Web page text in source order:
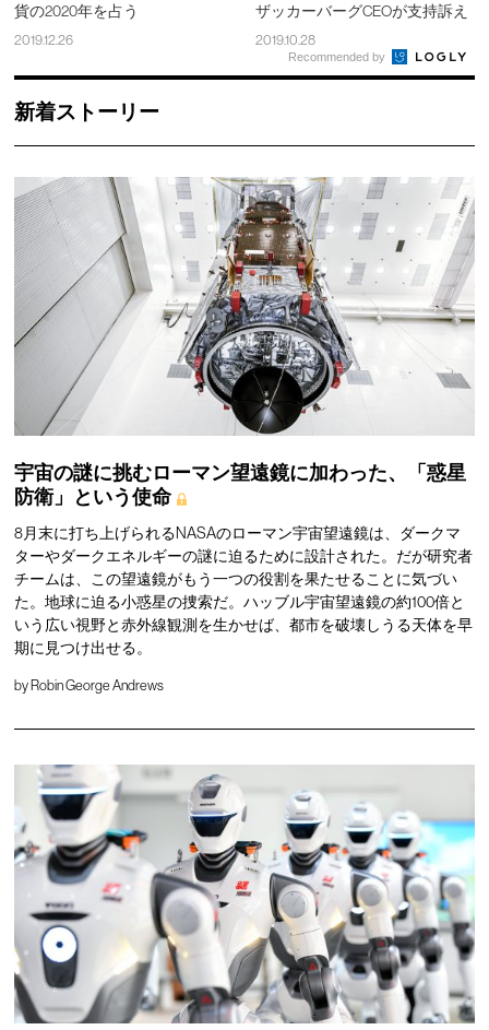
貨の2020年を占う
2019.12.26
ザッカーバーグCEOが支持訴え
2019.10.28
Recommended by
新着ストーリー
宇宙の謎に挑むローマン望遠鏡に加わった、「惑星
防衛」という使命
8月末に打ち上げられるNASAのローマン宇宙望遠鏡は、ダークマ
ターやダークエネルギーの謎に迫るために設計された。だが研究者
チームは、この望遠鏡がもう一つの役割を果たせることに気づい
た。地球に迫る小惑星の捜索だ。ハッブル宇宙望遠鏡の約100倍と
いう広い視野と赤外線観測を生かせば、都市を破壊しうる天体を早
期に見つけ出せる。
by Robin George Andrews